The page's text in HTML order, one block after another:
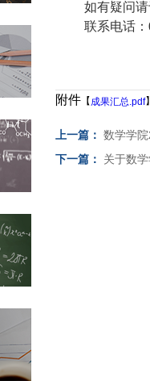
如有疑问
联系电话：
附件 【 成果汇总.pdf
上一篇： 数学学
下一篇： 关于数